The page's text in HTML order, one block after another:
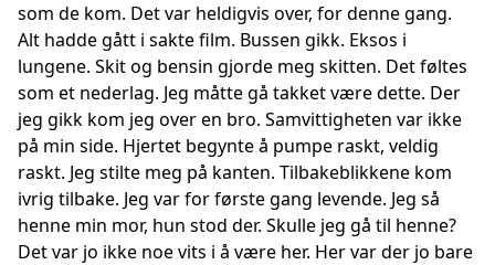
som de kom. Det var heldigvis over, for denne gang.
Alt hadde gått i sakte film. Bussen gikk. Eksos i
lungene. Skit og bensin gjorde meg skitten. Det føltes
som et nederlag. Jeg måtte gå takket være dette. Der
jeg gikk kom jeg over en bro. Samvittigheten var ikke
på min side. Hjertet begynte å pumpe raskt, veldig
raskt. Jeg stilte meg på kanten. Tilbakeblikkene kom
ivrig tilbake. Jeg var for første gang levende. Jeg så
henne min mor, hun stod der. Skulle jeg gå til henne?
Det var jo ikke noe vits i å være her. Her var der jo bare